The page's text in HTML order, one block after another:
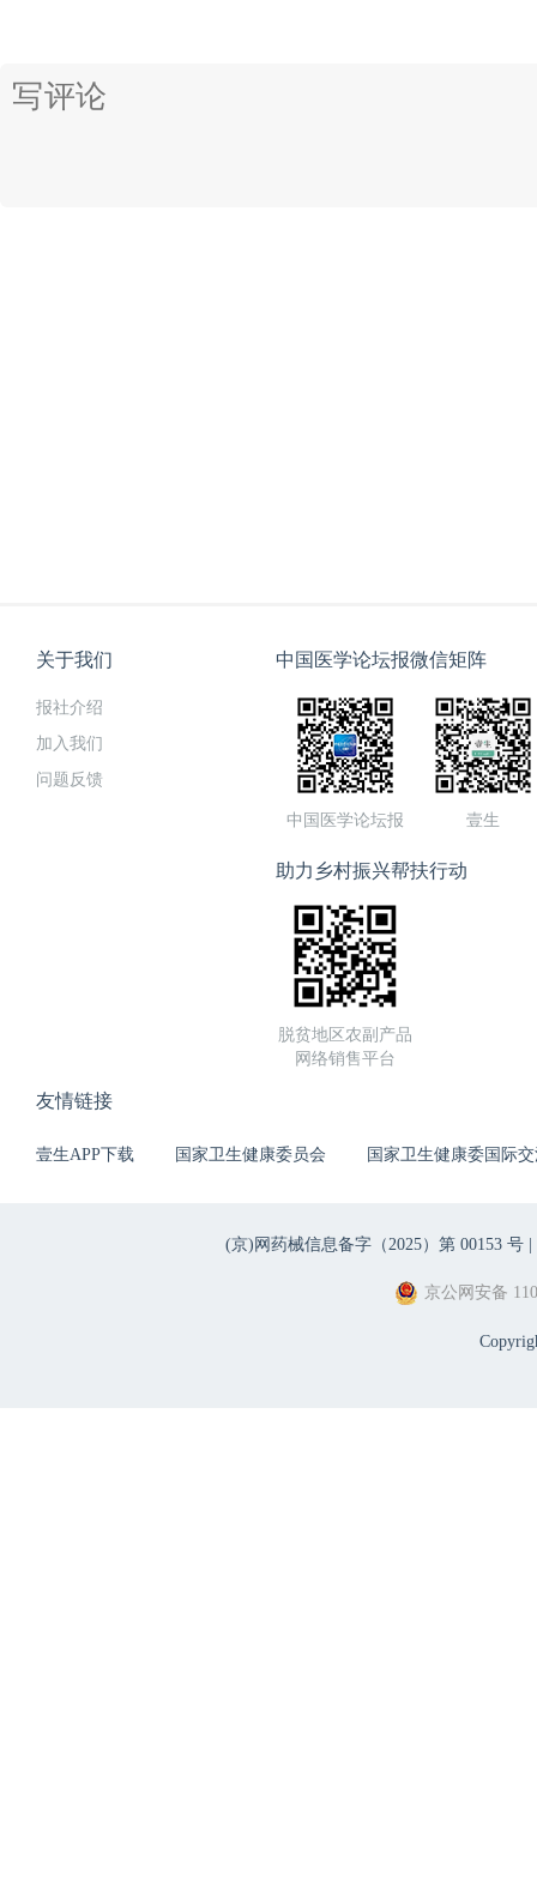
Patients with Bloodstream Infections[J]. N Engl
关于我们
报社介绍
加入我们
问题反馈
中国医学论坛报微信矩阵
中国医学论坛报 壹生
助力乡村振兴帮扶行动
脱贫地区农副产品
网络销售平台
友情链接
壹生APP下载 国家卫生健康委员会 国家卫生健康委国际
(京)网药械信息备字（2025）第 00153 号 |
京公网安备